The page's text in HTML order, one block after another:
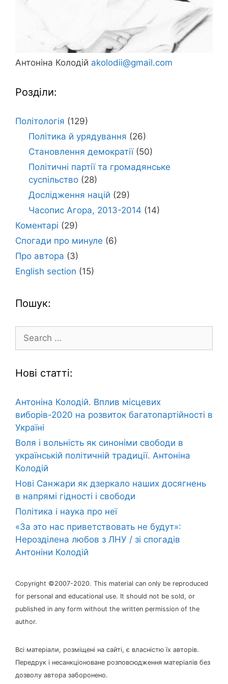
Антоніна Колодій akolodii@gmail.com
Розділи:
Політологія (129)
Політика й урядування (26)
Становлення демократії(50)
Політичні партії та громадянське
суспільство(28)
Дослідження націй (29)
Часопис Агора, 2013-2014 (14)
Коментарі (29)
Спогади про минуле (6)
Про автора (3)
English section (15)
Пошук:
for:
Нові статті:
Антоніна Колодій. Вплив місцевих
виборів-2020 на розвиток багатопартійності в
Україні
Воля і вольність як синоніми свободи в
українській політичній традиції. Антоніна
Колодій
Нові Санжари як дзеркало наших досягнень
в напрямі гідності і свободи
Політика і наука про неї
«За это нас приветствовать не будут»:
Нерозділена любов з ЛНУ / зі спогадів
Антоніни Колодій
Copyright ©2007-2020. This material can only be reproduced
for personal and educational use. It should not be sold, or
published in any form without the written permission of the
author.
Всі матеріали, розміщені на сайті, є власністю їх авторів.
Передрук і несанкціоноване розповсюдження матеріалів без
дозволу автора заборонено.